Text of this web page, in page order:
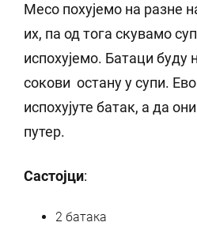
Месо похујемо на разне
их, па од тога скувамо
испохујемо. Батаци буду
сокови остану у супи.
испохујуте батак, а да
путер.
Састојци:
2 батака